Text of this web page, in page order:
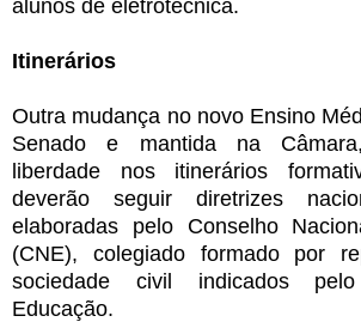
alunos de eletrotécnica.
Itinerários
Outra mudança no novo Ensino
Senado e mantida na
liberdade nos itinerários
deverão seguir diretrizes
elaboradas pelo Conselho
(CNE), colegiado formado por
sociedade civil indicados
Educação.